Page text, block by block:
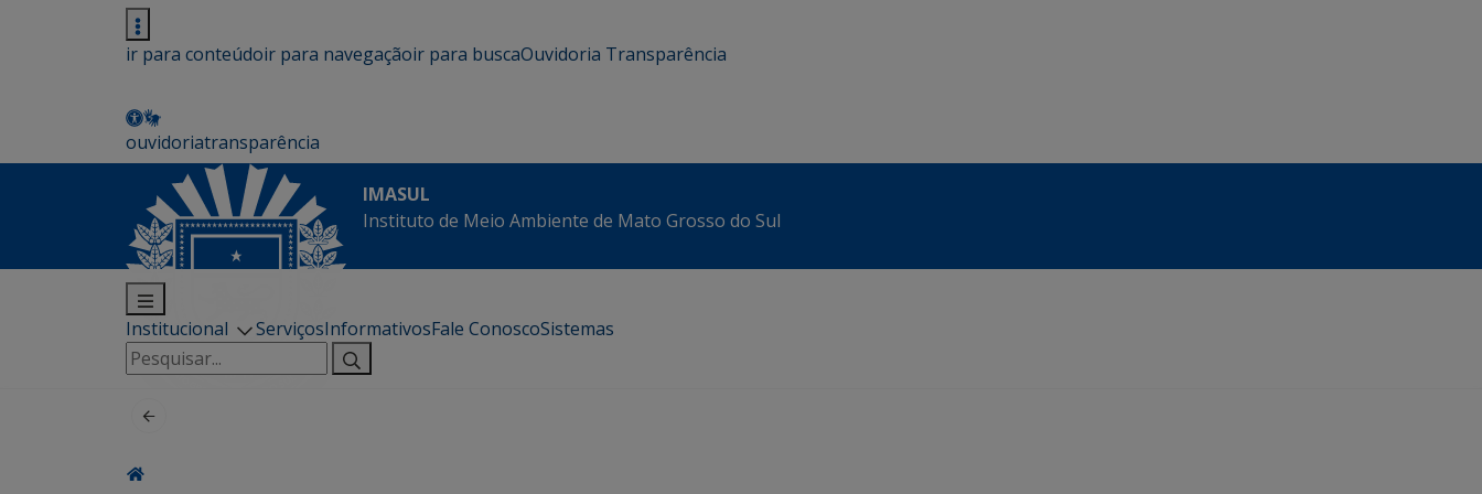
ir para conteúdoir para navegaçãoir para buscaOuvidoria Transparência
ouvidoriatransparência
IMASUL
Instituto de Meio Ambiente de Mato Grosso do Sul
Institucional ServiçosInformativosFale ConoscoSistemas
Pesquisar
por: